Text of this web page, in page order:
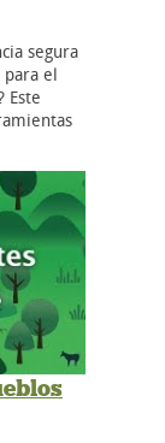
segura
el
Este